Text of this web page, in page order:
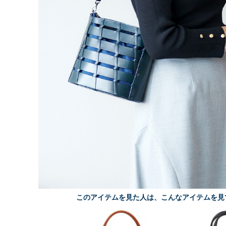
このアイテムを見た人は、こんなアイテムを